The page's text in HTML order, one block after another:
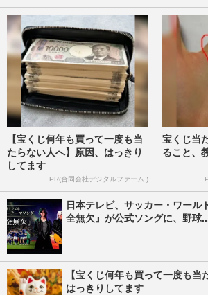
【宝くじ何年も買って一度も当
たらない人へ】原因、はっきり
してます
PR(合同会社デジタルファーム )
宝くじ当
ること、
日本テレビ、サッカー・ワール
全無欠』が公式ソングに、野球
【宝くじ何年も買って一度も当
はっきりしてます